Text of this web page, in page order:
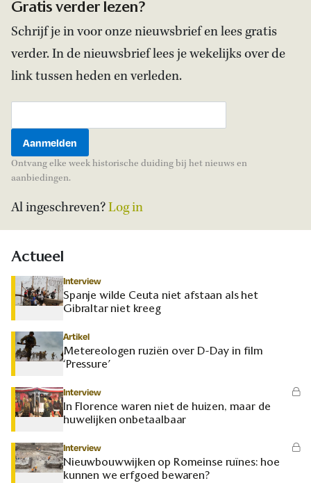
Gratis verder lezen?
Schrijf je in voor onze nieuwsbrief en lees gratis
verder. In de nieuwsbrief lees je wekelijks over de
link tussen heden en verleden.
Ontvang elke week historische duiding bij het nieuws en
aanbiedingen.
Al ingeschreven?Log in
Actueel
Interview
Spanje wilde Ceuta niet afstaan als het
Gibraltar niet kreeg
Artikel
Metereologen ruziën over D-Day in film
‘Pressure’
Interview
In Florence waren niet de huizen, maar de
huwelijken onbetaalbaar
Interview
Nieuwbouwwijken op Romeinse ruïnes: hoe
kunnen we erfgoed bewaren?